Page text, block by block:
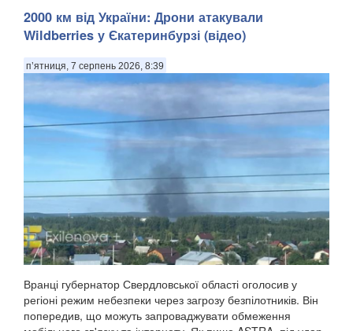
2000 км від України: Дрони атакували
Wildberries у Єкатеринбурзі (відео)
п’ятниця, 7 серпень 2026, 8:39
Вранці губернатор Свердловської області оголосив у
регіоні режим небезпеки через загрозу безпілотників. Він
попередив, що можуть запроваджувати обмеження